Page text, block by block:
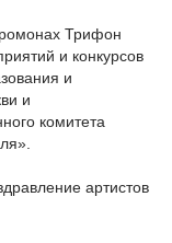
Трифон
и конкурсов
и
и
комитета
артистов